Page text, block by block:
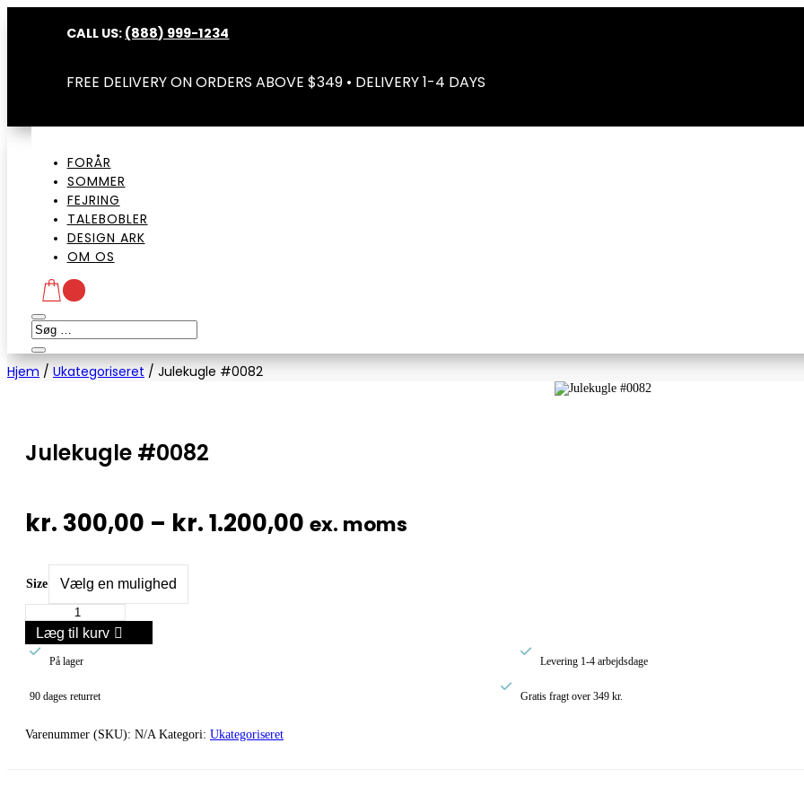
CALL US: (888) 999-1234
FREE DELIVERY ON ORDERS ABOVE $349 • DELIVERY 1-4 DAYS
FORÅR
SOMMER
FEJRING
TALEBOBLER
DESIGN ARK
OM OS
Hjem / Ukategoriseret / Julekugle #0082
Julekugle #0082
kr. 300,00 – kr.1.200,00Prisinterval:
ex. moms
Size
#0082
antal
Læg til kurv

På lager

Levering 1-4 arbejdsdage
90 dages returret

Gratis fragt over 349 kr.
Varenummer (SKU): N/A Kategori: Ukategoriseret